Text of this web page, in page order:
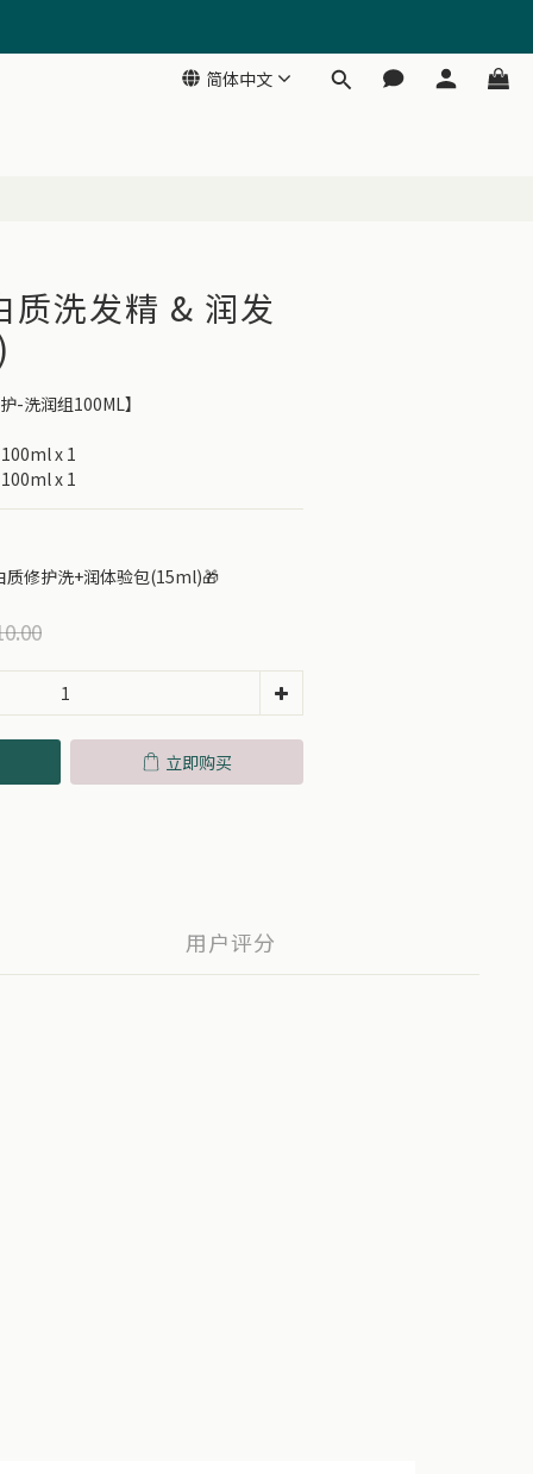
简体中文
质洗发精 & 润发
-洗润组100ML】
x 1
x 1
质修护洗+润体验包(15ml)🎁
立即购买
用户评分
立即购买